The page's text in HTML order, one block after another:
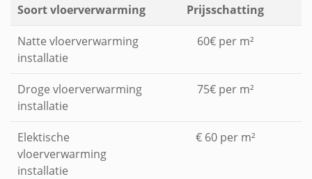
Soort vloerverwarming Prijsschatting
Natte vloerverwarming
installatie
60€ per m²
Droge vloerverwarming
installatie
75€ per m²
Elektische
vloerverwarming
installatie
€ 60 per m²